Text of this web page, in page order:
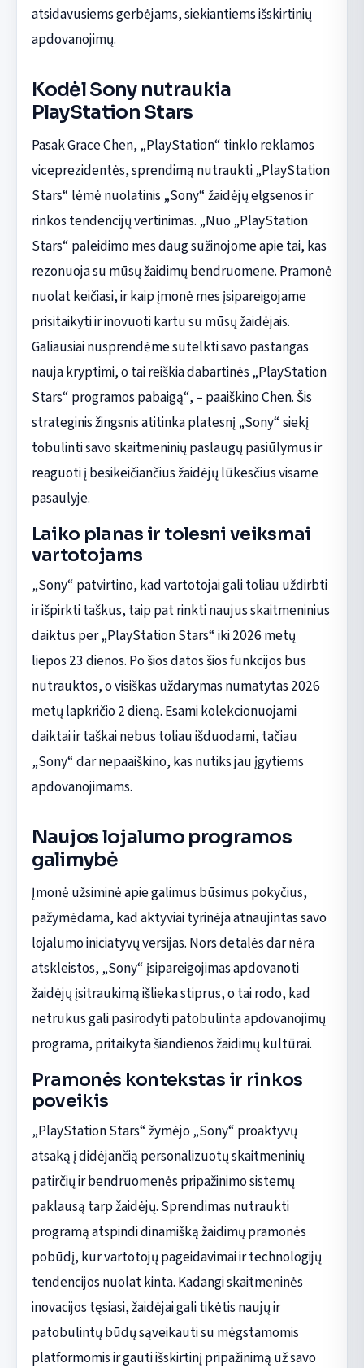
atsidavusiems gerbėjams, siekiantiems išskirtinių
apdovanojimų.
Kodėl Sony nutraukia
PlayStation Stars
Pasak Grace Chen, „PlayStation“ tinklo reklamos
viceprezidentės, sprendimą nutraukti „PlayStation
Stars“ lėmė nuolatinis „Sony“ žaidėjų elgsenos ir
rinkos tendencijų vertinimas. „Nuo „PlayStation
Stars“ paleidimo mes daug sužinojome apie tai, kas
rezonuoja su mūsų žaidimų bendruomene. Pramonė
nuolat keičiasi, ir kaip įmonė mes įsipareigojame
prisitaikyti ir inovuoti kartu su mūsų žaidėjais.
Galiausiai nusprendėme sutelkti savo pastangas
nauja kryptimi, o tai reiškia dabartinės „PlayStation
Stars“ programos pabaigą“, – paaiškino Chen. Šis
strateginis žingsnis atitinka platesnį „Sony“ siekį
tobulinti savo skaitmeninių paslaugų pasiūlymus ir
reaguoti į besikeičiančius žaidėjų lūkesčius visame
pasaulyje.
Laiko planas ir tolesni veiksmai
vartotojams
„Sony“ patvirtino, kad vartotojai gali toliau uždirbti
ir išpirkti taškus, taip pat rinkti naujus skaitmeninius
daiktus per „PlayStation Stars“ iki 2026 metų
liepos 23 dienos. Po šios datos šios funkcijos bus
nutrauktos, o visiškas uždarymas numatytas 2026
metų lapkričio 2 dieną. Esami kolekcionuojami
daiktai ir taškai nebus toliau išduodami, tačiau
„Sony“ dar nepaaiškino, kas nutiks jau įgytiems
apdovanojimams.
Naujos lojalumo programos
galimybė
Įmonė užsiminė apie galimus būsimus pokyčius,
pažymėdama, kad aktyviai tyrinėja atnaujintas savo
lojalumo iniciatyvų versijas. Nors detalės dar nėra
atskleistos, „Sony“ įsipareigojimas apdovanoti
žaidėjų įsitraukimą išlieka stiprus, o tai rodo, kad
netrukus gali pasirodyti patobulinta apdovanojimų
programa, pritaikyta šiandienos žaidimų kultūrai.
Pramonės kontekstas ir rinkos
poveikis
„PlayStation Stars“ žymėjo „Sony“ proaktyvų
atsaką į didėjančią personalizuotų skaitmeninių
patirčių ir bendruomenės pripažinimo sistemų
paklausą tarp žaidėjų. Sprendimas nutraukti
programą atspindi dinamišką žaidimų pramonės
pobūdį, kur vartotojų pageidavimai ir technologijų
tendencijos nuolat kinta. Kadangi skaitmeninės
inovacijos tęsiasi, žaidėjai gali tikėtis naujų ir
patobulintų būdų sąveikauti su mėgstamomis
platformomis ir gauti išskirtinį pripažinimą už savo